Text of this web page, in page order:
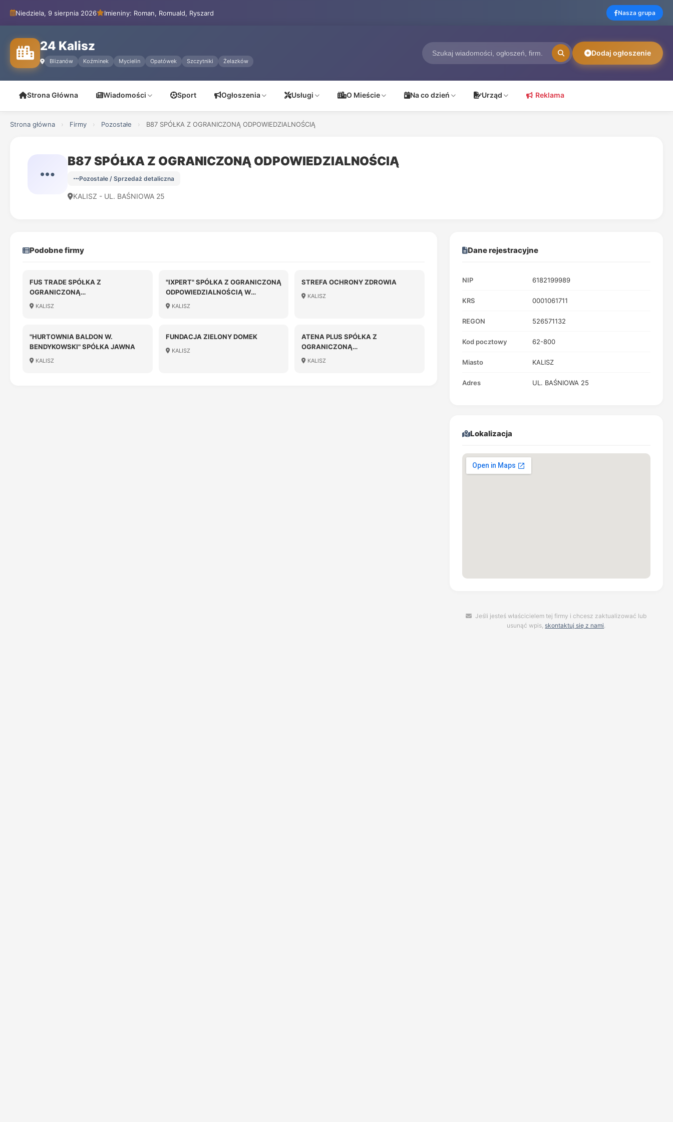
Niedziela, 9 sierpnia 2026 Imieniny: Roman, Romuald, Ryszard Nasza grupa
24 Kalisz
Blizanów Koźminek Mycielin Opatówek Szczytniki Żelazków
Dodaj ogłoszenie
Strona Główna Wiadomości Sport Ogłoszenia Usługi O Mieście Na co dzień Urząd Reklama
Strona główna › Firmy › Pozostałe › B87 SPÓŁKA Z OGRANICZONĄ ODPOWIEDZIALNOŚCIĄ
B87 SPÓŁKA Z OGRANICZONĄ ODPOWIEDZIALNOŚCIĄ
Pozostałe / Sprzedaż detaliczna
KALISZ - UL. BAŚNIOWA 25
Podobne firmy
FUS TRADE SPÓŁKA Z
OGRANICZONĄ
ODPOWIEDZIALNOŚCIĄ
KALISZ
"IXPERT" SPÓŁKA Z OGRANICZONĄ
ODPOWIEDZIALNOŚCIĄ W
LIKWIDACJI
KALISZ
STREFA OCHRONY ZDROWIA
KALISZ
"HURTOWNIA BALDON W.
BENDYKOWSKI" SPÓŁKA JAWNA
KALISZ
FUNDACJA ZIELONY DOMEK
KALISZ
ATENA PLUS SPÓŁKA Z
OGRANICZONĄ
ODPOWIEDZIALNOŚCIĄ
KALISZ
Dane rejestracyjne
NIP 6182199989
KRS 0001061711
REGON 526571132
Kod pocztowy 62-800
Miasto KALISZ
Adres UL. BAŚNIOWA 25
Lokalizacja
Jeśli jesteś właścicielem tej firmy i chcesz zaktualizować lub
usunąć wpis, skontaktuj się z nami.